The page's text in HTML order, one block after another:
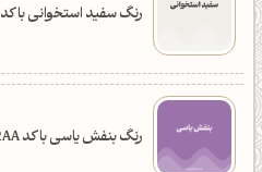
رنگ سفید استخوانی با کد F1EEE9
رنگ بنفش یاسی با کد 9B72AA